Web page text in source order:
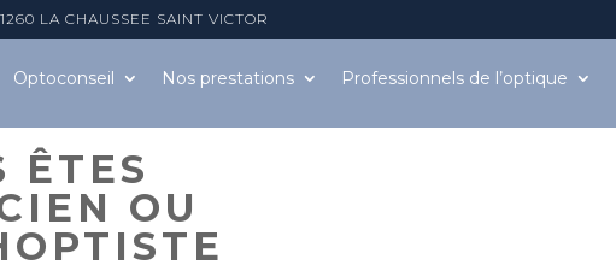
LA CHAUSSEE SAINT VICTOR
Optoconseil Nos prestations Professionnels de l’optique
ÊTES
OU